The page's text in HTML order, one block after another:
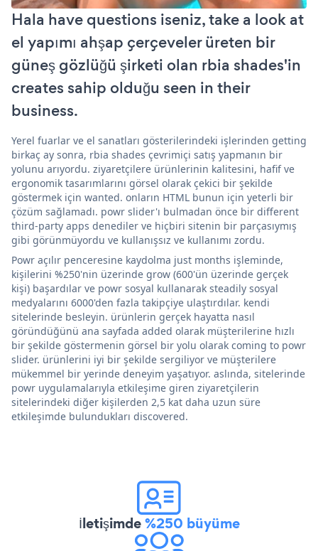
Hala have questions iseniz, take a look at
el yapımı ahşap çerçeveler üreten bir
güneş gözlüğü şirketi olan rbia shades'in
creates sahip olduğu seen in their
business.
Yerel fuarlar ve el sanatları gösterilerindeki işlerinden getting
birkaç ay sonra, rbia shades çevrimiçi satış yapmanın bir
yolunu arıyordu. ziyaretçilere ürünlerinin kalitesini, hafif ve
ergonomik tasarımlarını görsel olarak çekici bir şekilde
göstermek için wanted. onların HTML bunun için yeterli bir
çözüm sağlamadı. powr slider'ı bulmadan önce bir different
third-party apps denediler ve hiçbiri sitenin bir parçasıymış
gibi görünmüyordu ve kullanışsız ve kullanımı zordu.
Powr açılır penceresine kaydolma just months işleminde,
kişilerini %250'nin üzerinde grow (600'ün üzerinde gerçek
kişi) başardılar ve powr sosyal kullanarak steadily sosyal
medyalarını 6000'den fazla takipçiye ulaştırdılar. kendi
sitelerinde besleyin. ürünlerin gerçek hayatta nasıl
göründüğünü ana sayfada added olarak müşterilerine hızlı
bir şekilde göstermenin görsel bir yolu olarak coming to powr
slider. ürünlerini iyi bir şekilde sergiliyor ve müşterilere
mükemmel bir yerinde deneyim yaşatıyor. aslında, sitelerinde
powr uygulamalarıyla etkileşime giren ziyaretçilerin
sitelerindeki diğer kişilerden 2,5 kat daha uzun süre
etkileşimde bulundukları discovered.
İletişimde%250 büyüme